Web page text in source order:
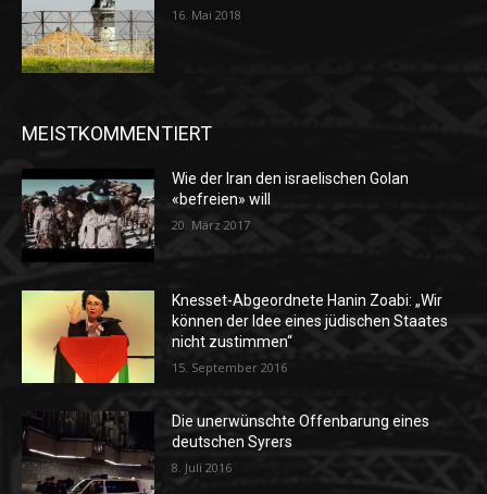
16. Mai 2018
MEISTKOMMENTIERT
Wie der Iran den israelischen Golan
«befreien» will
20. März 2017
Knesset-Abgeordnete Hanin Zoabi: „Wir
können der Idee eines jüdischen Staates
nicht zustimmen“
15. September 2016
Die unerwünschte Offenbarung eines
deutschen Syrers
8. Juli 2016